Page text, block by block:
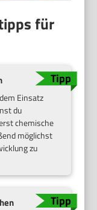
für
Einsatz
du
chemische
möglichst
zu